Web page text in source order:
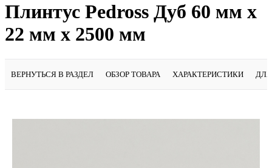
Плинтус Pedross Дуб 60 мм х
22 мм х 2500 мм
ВЕРНУТЬСЯ В РАЗДЕЛ ОБЗОР ТОВАРА ХАРАКТЕРИСТИКИ